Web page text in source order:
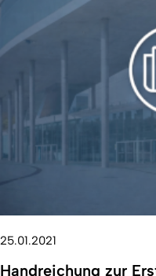
25.01.2021
Handreichung zur